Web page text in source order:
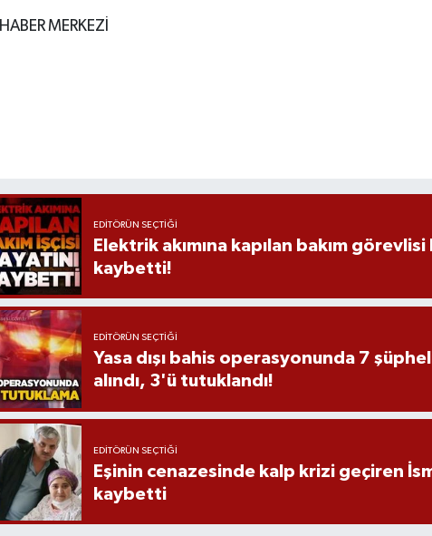
HABER MERKEZİ
EDITÖRÜN SEÇTIĞI
Elektrik akımına kapılan bakım görevlisi
kaybetti!
EDITÖRÜN SEÇTIĞI
Yasa dışı bahis operasyonunda 7
alındı, 3'ü tutuklandı!
EDITÖRÜN SEÇTIĞI
Eşinin cenazesinde kalp krizi geçiren
kaybetti